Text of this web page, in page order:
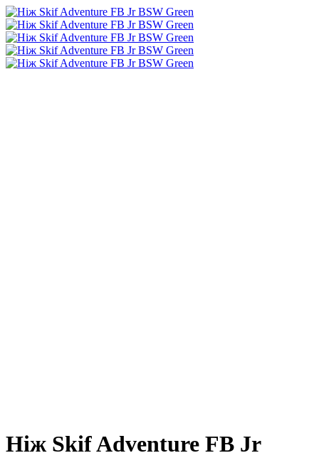
Ніж Skif Adventure FB Jr